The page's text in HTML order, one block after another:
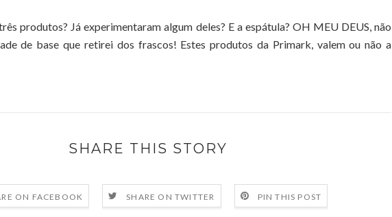
produtos? Já experimentaram algum deles? E a espátula? OH MEU DEUS, não
de base que retirei dos frascos! Estes produtos da Primark, valem ou não a
SHARE THIS STORY
ON FACEBOOK SHARE ON TWITTER PIN THIS POST